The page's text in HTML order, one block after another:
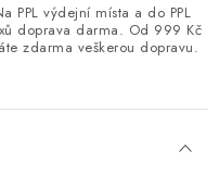
PPL výdejní místa a do PPL
doprava darma. Od 999 Kč
zdarma veškerou dopravu.